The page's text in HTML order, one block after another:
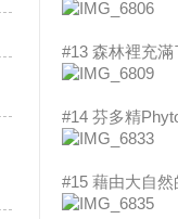
#13 森林裡充滿
#14 芬多精
#15 藉由大自然